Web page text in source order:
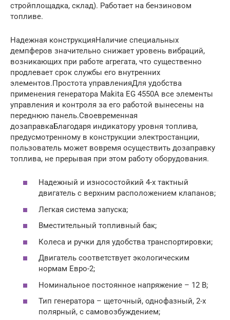
стройплощадка, склад). Работает на бензиновом
топливе.
Надежная конструкцияНаличие специальных
демпферов значительно снижает уровень вибраций,
возникающих при работе агрегата, что существенно
продлевает срок службы его внутренних
элементов.Простота управленияДля удобства
применения генератора Makita EG 4550A все элементы
управления и контроля за его работой вынесены на
переднюю панель.Своевременная
дозаправкаБлагодаря индикатору уровня топлива,
предусмотренному в конструкции электростанции,
пользователь может вовремя осуществить дозаправку
топлива, не прерывая при этом работу оборудования.
Надежный и износостойкий 4-х тактный
двигатель с верхним расположением клапанов;
Легкая система запуска;
Вместительный топливный бак;
Колеса и ручки для удобства транспортировки;
Двигатель соответствует экологическим
нормам Евро-2;
Номинальное постоянное напряжение – 12 В;
Тип генератора – щеточный, однофазный, 2-х
полярный, с самовозбуждением;